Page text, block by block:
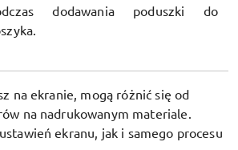
dodawania poduszki do
na ekranie, mogą różnić się od
na nadrukowanym materiale.
ekranu, jak i samego procesu